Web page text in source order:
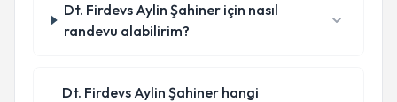
Dt. Firdevs Aylin Şahiner için nasıl
randevu alabilirim?
Dt. Firdevs Aylin Şahiner hangi